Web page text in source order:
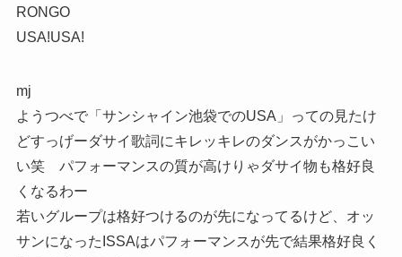
RONGO
USA!USA!
mj
ようつべで「サンシャイン池袋でのUSA」っての見たけ
どすっげーダサイ歌詞にキレッキレのダンスがかっこい
い笑 パフォーマンスの質が高けりゃダサイ物も格好良
くなるわー
若いグループは格好つけるのが先になってるけど、オッ
サンになったISSAはパフォーマンスが先で結果格好良く